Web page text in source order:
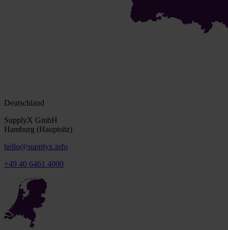
Deutschland
SupplyX GmbH
Hamburg (Hauptsitz)
hello@supplyx.info
+49 40 6461 4000